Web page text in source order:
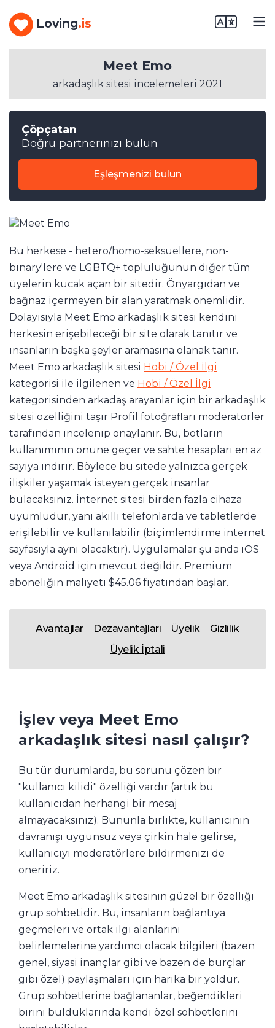
Loving.is
Çöpçatan
Doğru partnerinizi bulun
Eşleşmenizi bulun
Meet Emo
arkadaşlık sitesi incelemeleri 2021
Bu herkese - hetero/homo-seksüellere, non-
binary'lere ve LGBTQ+ topluluğunun diğer tüm
üyelerin kucak açan bir sitedir. Önyargıdan ve
bağnaz içermeyen bir alan yaratmak önemlidir.
Dolayısıyla Meet Emo arkadaşlık sitesi kendini
herkesin erişebileceği bir site olarak tanıtır ve
insanların başka şeyler aramasına olanak tanır.
Meet Emo arkadaşlık sitesi Hobi / Özel İlgi
kategorisi ile ilgilenen ve Hobi / Özel İlgi
kategorisinden arkadaş arayanlar için bir arkadaşlık
sitesi özelliğini taşır Profil fotoğrafları moderatörler
tarafından incelenip onaylanır. Bu, botların
kullanımının önüne geçer ve sahte hesapları en az
sayıya indirir. Böylece bu sitede yalnızca gerçek
ilişkiler yaşamak isteyen gerçek insanlar
bulacaksınız. İnternet sitesi birden fazla cihaza
uyumludur, yani akıllı telefonlarda ve tabletlerde
erişilebilir ve kullanılabilir (biçimlendirme internet
sayfasıyla aynı olacaktır). Uygulamalar şu anda iOS
veya Android için mevcut değildir. Premium
aboneliğin maliyeti $45.06 fiyatından başlar.
Avantajlar Dezavantajları Üyelik
Gizlilik
Üyelik İptali
İşlev veya Meet Emo
arkadaşlık sitesi nasıl çalışır?
Bu tür durumlarda, bu sorunu çözen bir
"kullanıcı kilidi" özelliği vardır (artık bu
kullanıcıdan herhangi bir mesaj
almayacaksınız). Bununla birlikte, kullanıcının
davranışı uygunsuz veya çirkin hale gelirse,
kullanıcıyı moderatörlere bildirmenizi de
öneririz.
Meet Emo arkadaşlık sitesinin güzel bir özelliği
grup sohbetidir. Bu, insanların bağlantıya
geçmeleri ve ortak ilgi alanlarını
belirlemelerine yardımcı olacak bilgileri (bazen
genel, siyasi inançlar gibi ve bazen de burçlar
gibi özel) paylaşmaları için harika bir yoldur.
Grup sohbetlerine bağlananlar, beğendikleri
birini bulduklarında kendi özel sohbetlerini